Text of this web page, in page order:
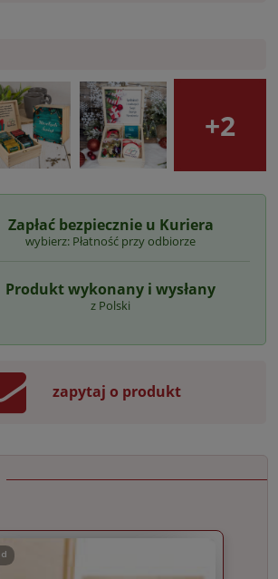
+2
Zapłać bezpiecznie u Kuriera
wybierz: Płatność przy odbiorze
Produkt wykonany i wysłany
z Polski
zapytaj o produkt